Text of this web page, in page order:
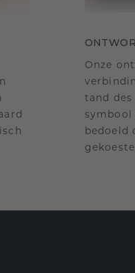
Onze
tand
symbool
bedoeld